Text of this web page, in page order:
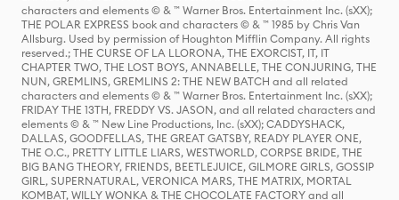
characters and elements © & ™ Warner Bros. Entertainment Inc. (sXX);
THE POLAR EXPRESS book and characters © & ™ 1985 by Chris Van
Allsburg. Used by permission of Houghton Mifflin Company. All rights
reserved.; THE CURSE OF LA LLORONA, THE EXORCIST, IT, IT
CHAPTER TWO, THE LOST BOYS, ANNABELLE, THE CONJURING, THE
NUN, GREMLINS, GREMLINS 2: THE NEW BATCH and all related
characters and elements © & ™ Warner Bros. Entertainment Inc. (sXX);
FRIDAY THE 13TH, FREDDY VS. JASON, and all related characters and
elements © & ™ New Line Productions, Inc. (sXX); CADDYSHACK,
DALLAS, GOODFELLAS, THE GREAT GATSBY, READY PLAYER ONE,
THE O.C., PRETTY LITTLE LIARS, WESTWORLD, CORPSE BRIDE, THE
BIG BANG THEORY, FRIENDS, BEETLEJUICE, GILMORE GIRLS, GOSSIP
GIRL, SUPERNATURAL, VERONICA MARS, THE MATRIX, MORTAL
KOMBAT, WILLY WONKA & THE CHOCOLATE FACTORY and all